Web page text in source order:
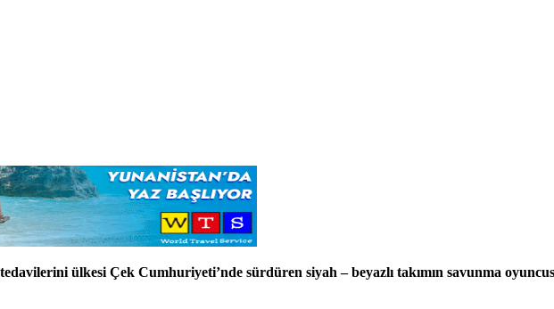
ülkesi Çek Cumhuriyeti’nde sürdüren siyah – beyazlı takımın savunma